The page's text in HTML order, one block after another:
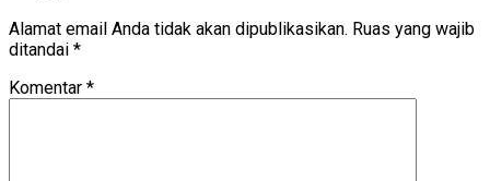
Alamat email Anda tidak akan dipublikasikan. Ruas yang wajib
ditandai *
Komentar *